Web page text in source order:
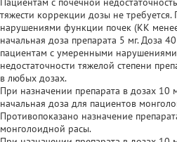
тяжести коррекции дозы не
нарушениями функции почек (КК
начальная доза препарата 5 мг. Доза
пациентам с умеренными
недостаточности тяжелой степени
в любых дозах.
При назначении препарата в дозах 10
начальная доза для пациентов
Противопоказано назначение
монголоидной расы.